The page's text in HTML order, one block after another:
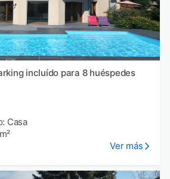
incluído para 8 huéspedes
Casa
Ver más